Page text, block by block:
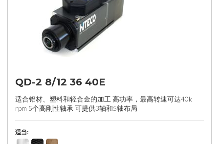
QD-2 8/12 36 40E
适合铝材、塑料和轻合金的加工 高功率，最高转速可达40k
rpm 5个高刚性轴承 可提供3轴和5轴布局
适当: